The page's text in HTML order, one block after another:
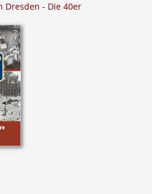
Dresden - Die 40er